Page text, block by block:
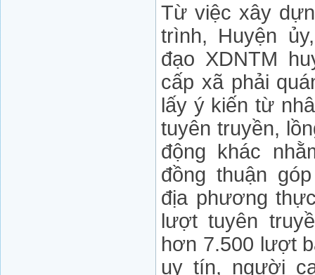
Từ việc xây
trình, Huyện
đạo XDNTM
cấp xã phải
lấy ý kiến từ
tuyên truyền,
động khác
đồng thuận
địa phương
lượt tuyên
hơn 7.500 lượt
uy tín, người